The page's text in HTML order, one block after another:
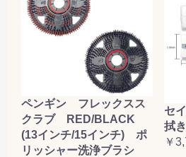
ペンギン フレックスス
クラブ RED/BLACK
(13インチ/15インチ) ポ
リッシャー洗浄ブラシ
セ
拭
￥